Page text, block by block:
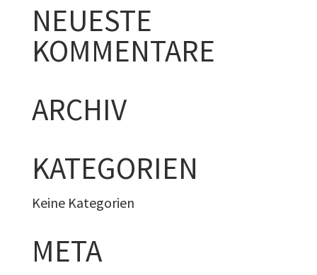
NEUESTE
KOMMENTARE
ARCHIV
KATEGORIEN
Keine Kategorien
META